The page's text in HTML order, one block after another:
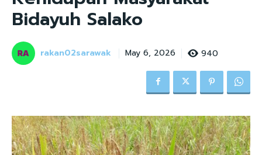
Bidayuh Salako
rakan02sarawak May 6, 2026 940